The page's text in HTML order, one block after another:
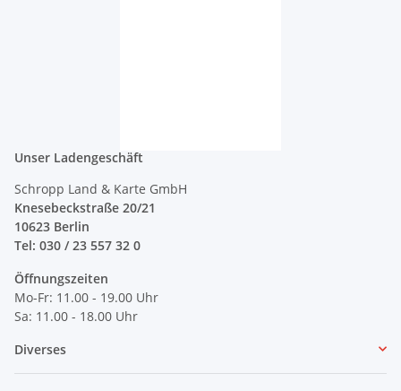
Unser Ladengeschäft
Schropp Land & Karte GmbH
Knesebeckstraße 20/21
10623 Berlin
Tel: 030 / 23 557 32 0
Öffnungszeiten
Mo-Fr: 11.00 - 19.00 Uhr
Sa: 11.00 - 18.00 Uhr
Diverses